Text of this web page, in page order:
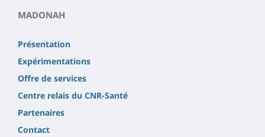
MADONAH
Présentation
Expérimentations
Offre de services
Centre relais du CNR-Santé
Partenaires
Contact